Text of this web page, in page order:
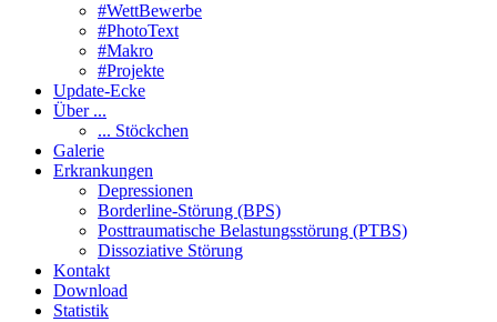
#WettBewerbe
#PhotoText
#Makro
#Projekte
Update-Ecke
Über ...
... Stöckchen
Galerie
Erkrankungen
Depressionen
Borderline-Störung (BPS)
Posttraumatische Belastungsstörung (PTBS)
Dissoziative Störung
Kontakt
Download
Statistik